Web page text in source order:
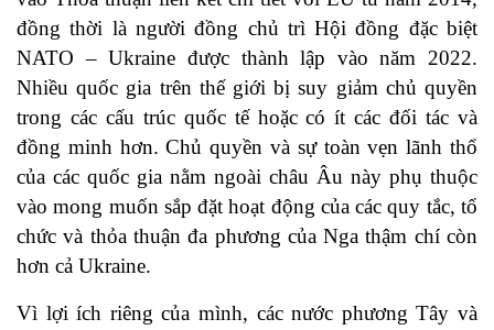
đồng thời là người đồng chủ trìHội đồng đặc biệt
NATO – Ukraine được thành lập vào năm 2022.
Nhiều quốc gia trên thế giới bị suy giảm chủ quyền
trong các cấu trúc quốc tế hoặc có ít các đối tác và
đồng minh hơn. Chủ quyền và sự toàn vẹn lãnh thổ
của các quốc gia nằm ngoài châu Âu này phụ thuộc
vào mong muốn sắp đặt hoạt động của các quy tắc, tổ
chức và thỏa thuận đa phương của Nga thậm chí còn
hơn cả Ukraine.
Vì lợi ích riêng của mình, các nước phương Tây và